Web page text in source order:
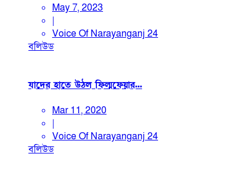
May 7, 2023
|
Voice Of Narayanganj 24
বলিউড
যাদের হাতে উঠল ফিল্মফেয়ার...
Mar 11, 2020
|
Voice Of Narayanganj 24
বলিউড